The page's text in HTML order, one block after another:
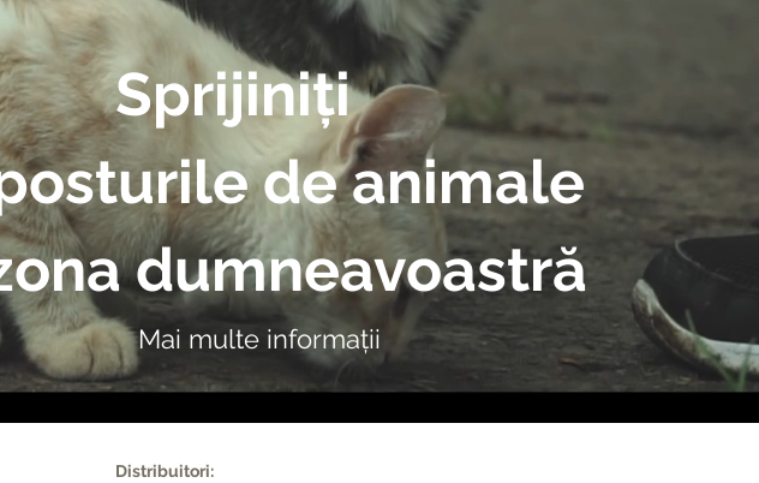
Sprijiniți
de animale
dumneavoastră
Mai multe informații
Distribuitori: